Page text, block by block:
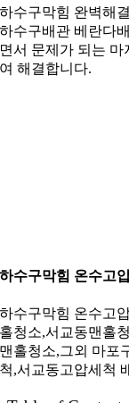
하수구막힘 완벽해
하수구배관 베란다
면서 문제가 되는
여 해결합니다.
하수구막힘 온수고
하수구막힘 온수고
홀청소,서교동맨홀
맨홀청소,그외 마포
척,서교동고압세척